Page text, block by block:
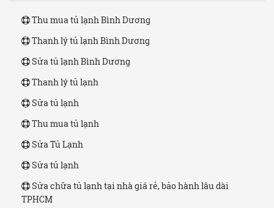
Thu mua tủ lạnh Bình Dương
Thanh lý tủ lạnh Bình Dương
Sửa tủ lạnh Bình Dương
Thanh lý tủ lạnh
Sửa tủ lạnh
Thu mua tủ lạnh
Sửa Tủ Lạnh
Sửa tủ lạnh
Sửa chữa tủ lạnh tại nhà giá rẻ, bảo hành lâu dài
TPHCM